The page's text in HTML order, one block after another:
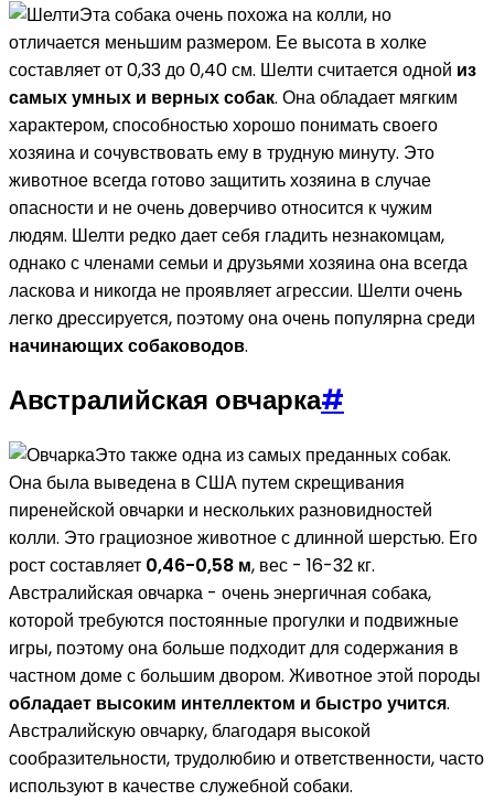
Эта собака очень похожа на колли, но
отличается меньшим размером. Ее высота в холке
составляет от 0,33 до 0,40 см. Шелти считается одной из
самых умных и верных собак. Она обладает мягким
характером, способностью хорошо понимать своего
хозяина и сочувствовать ему в трудную минуту. Это
животное всегда готово защитить хозяина в случае
опасности и не очень доверчиво относится к чужим
людям. Шелти редко дает себя гладить незнакомцам,
однако с членами семьи и друзьями хозяина она всегда
ласкова и никогда не проявляет агрессии. Шелти очень
легко дрессируется, поэтому она очень популярна среди
начинающих собаководов.
Австралийская овчарка#
Это также одна из самых преданных собак.
Она была выведена в США путем скрещивания
пиренейской овчарки и нескольких разновидностей
колли. Это грациозное животное с длинной шерстью. Его
рост составляет 0,46-0,58 м, вес - 16-32 кг.
Австралийская овчарка - очень энергичная собака,
которой требуются постоянные прогулки и подвижные
игры, поэтому она больше подходит для содержания в
частном доме с большим двором. Животное этой породы
обладает высоким интеллектом и быстро учится.
Австралийскую овчарку, благодаря высокой
сообразительности, трудолюбию и ответственности, часто
используют в качестве служебной собаки.